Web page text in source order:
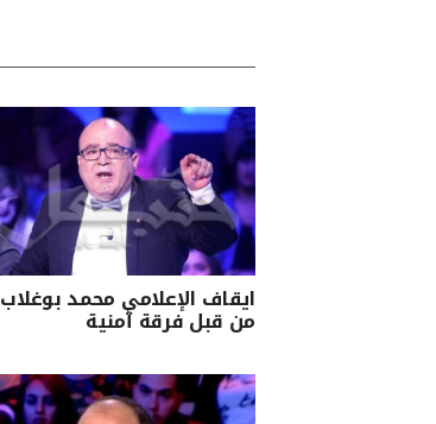
ايقاف الإعلامي محمد بوغلاب
من قبل فرقة أمنية